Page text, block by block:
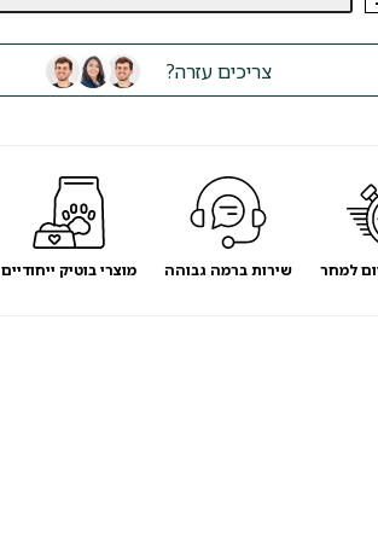
צריכים עזרה?
למחר שירות ברמה גבוהה מוצרי בוטיק ייחודיים